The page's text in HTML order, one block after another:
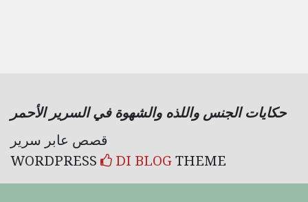
حكايات الجنس واللذه والشهوة في السرير الأحمر
WORDPRESS
DI BLOGTHEME